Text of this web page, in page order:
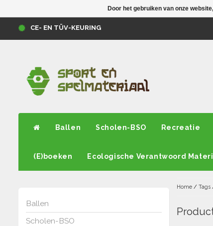
CE- EN TÜV-KEURING
Ballen Scholen-BSO Recreatie
(E)boeken Ecologische Verantwoord
Ballen
Scholen-BSO
Home/ Tags
Door het gebruiken van onze